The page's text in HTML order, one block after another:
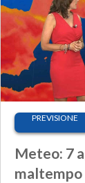
PREVISIONE
Meteo: 7
maltempo